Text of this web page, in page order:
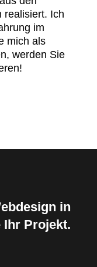
realisiert. Ich
im
mich als
werden Sie
in
Ihr Projekt.